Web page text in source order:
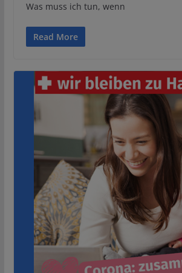
Was muss ich tun, wenn
Read More